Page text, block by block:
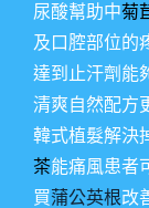
尿酸幫助中菊
及口腔部位的
達到止汗劑能
清爽自然配方
韓式植髮解決
茶能痛風患者
買蒲公英根改